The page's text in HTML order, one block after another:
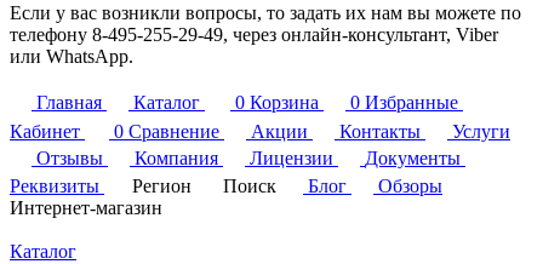
Если у вас возникли вопросы, то задать их нам вы можете по
телефону 8-495-255-29-49, через онлайн-консультант, Viber
или WhatsApp.
Главная Каталог 0 Корзина 0 Избранные
Кабинет
0 Сравнение Акции Контакты
Услуги
Отзывы
Компания Лицензии
Документы
Реквизиты
Регион Поиск Блог
Обзоры
Интернет-магазин
Каталог